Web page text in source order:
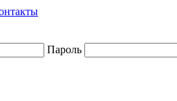
Пароль